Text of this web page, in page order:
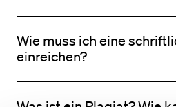
Wie muss ich eine
einreichen?